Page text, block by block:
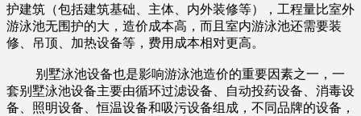
护建筑（包括建筑基础、主体、内外装修等），工程量比室外
游泳池无围护的大，造价成本高，而且室内游泳池还需要装
修、吊顶、加热设备等，费用成本相对更高。
别墅泳池设备也是影响游泳池造价的重要因素之一，一
套别墅泳池设备主要由循环过滤设备、自动投药设备、消毒设
备、照明设备、恒温设备和吸污设备组成，不同品牌的设备，